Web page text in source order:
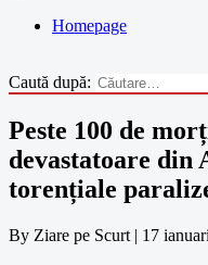
Homepage
Caută după:
Peste 100 de
devastatoare din
torențiale
By Ziare pe Scurt | 17